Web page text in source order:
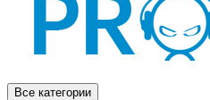
Все категории